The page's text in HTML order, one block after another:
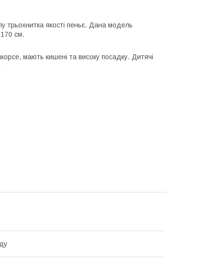
трьохнитка якості пеньє. Дана модель
см.
мають кишені та високу посадку. Дитячі